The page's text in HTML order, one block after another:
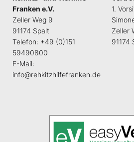
Franken e.V.
Zeller Weg 9
91174 Spalt
Telefon: +49 (0)151
59490800
E-Mail:
info@rehkitzhilfefranken.de
1.
Zeller
91174